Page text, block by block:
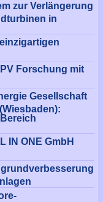
zur Verlängerung
in
Forschung mit
Gesellschaft
IN ONE GmbH